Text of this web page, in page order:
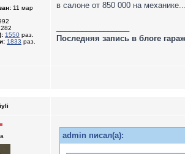
11 мар
282
1550 раз.
1833 раз.
в салоне от 850 000 на
Последняя запись в блоге
admin писал(а):